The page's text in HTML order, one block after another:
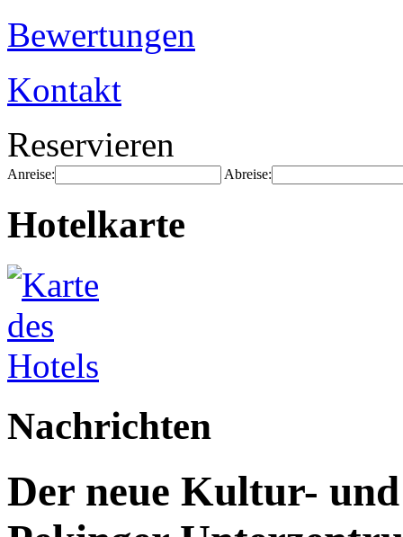
Bewertungen
Kontakt
Reservieren
Anreise: Abreise:
Hotelkarte
Nachrichten
Der neue Kultur-